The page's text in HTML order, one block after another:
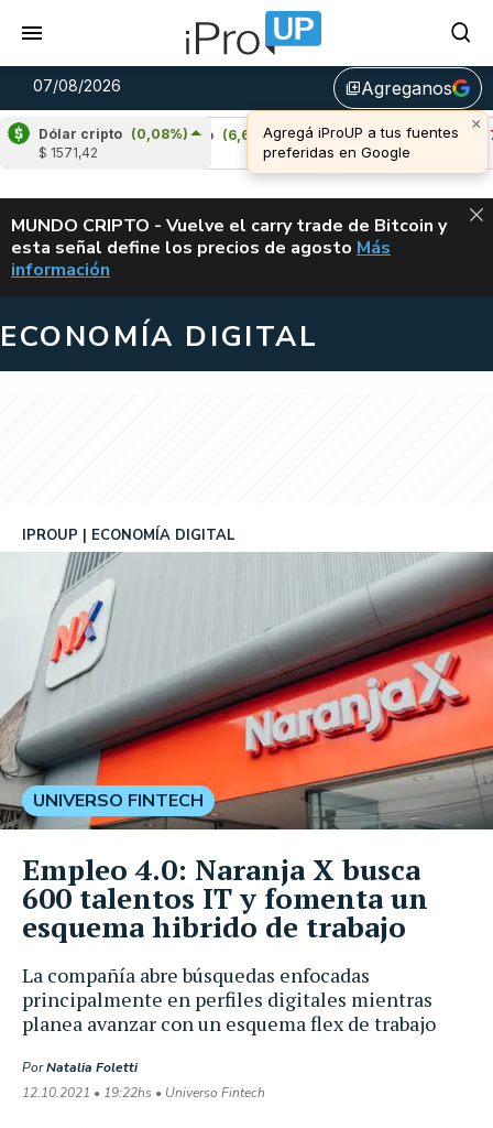
07/08/2026 library_addAgreganos
Dólar cripto (0,08%)
$ 1571,42
Cardano (6,67%)
Avalanche
(-4,27%)
u$s 6,42
ALERTA
MUNDO CRIPTO - Vuelve el carry trade de Bitcoin y
esta señal define los precios de agosto VUELVE EL
Más
información
ECONOMÍA DIGITAL
La compañía abre búsquedas enfocadas
principalmente en perfiles digitales mientras
planea avanzar con un esquema flex de trabajo
IPROUP ECONOMÍA DIGITAL
PorNatalia Foletti
12.10.2021 • 19:22hs • Universo Fintech
UNIVERSO FINTECH
Empleo 4.0: Naranja X busca
600 talentos IT y fomenta un
esquema hibrido de trabajo